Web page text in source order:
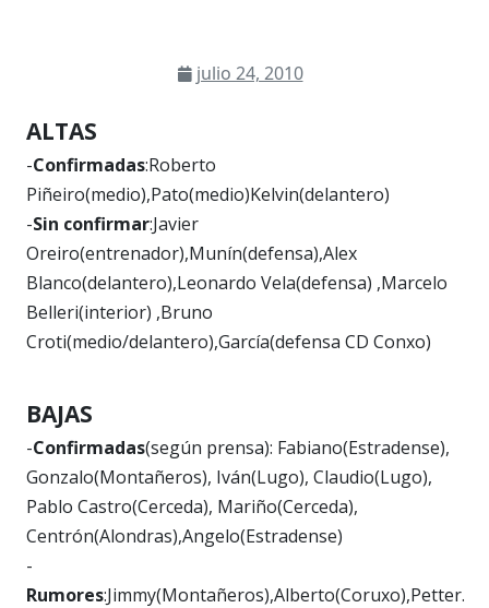
julio 24, 2010
ALTAS
-Confirmadas:Roberto
Piñeiro(medio),Pato(medio)Kelvin(delantero)
-Sin confirmar:Javier
Oreiro(entrenador),Munín(defensa),Alex
Blanco(delantero),Leonardo Vela(defensa) ,Marcelo
Belleri(interior) ,Bruno
Croti(medio/delantero),García(defensa CD Conxo)
BAJAS
-Confirmadas(según prensa): Fabiano(Estradense),
Gonzalo(Montañeros), Iván(Lugo), Claudio(Lugo),
Pablo Castro(Cerceda), Mariño(Cerceda),
Centrón(Alondras),Angelo(Estradense)
-
Rumores:Jimmy(Montañeros),Alberto(Coruxo),Petter.